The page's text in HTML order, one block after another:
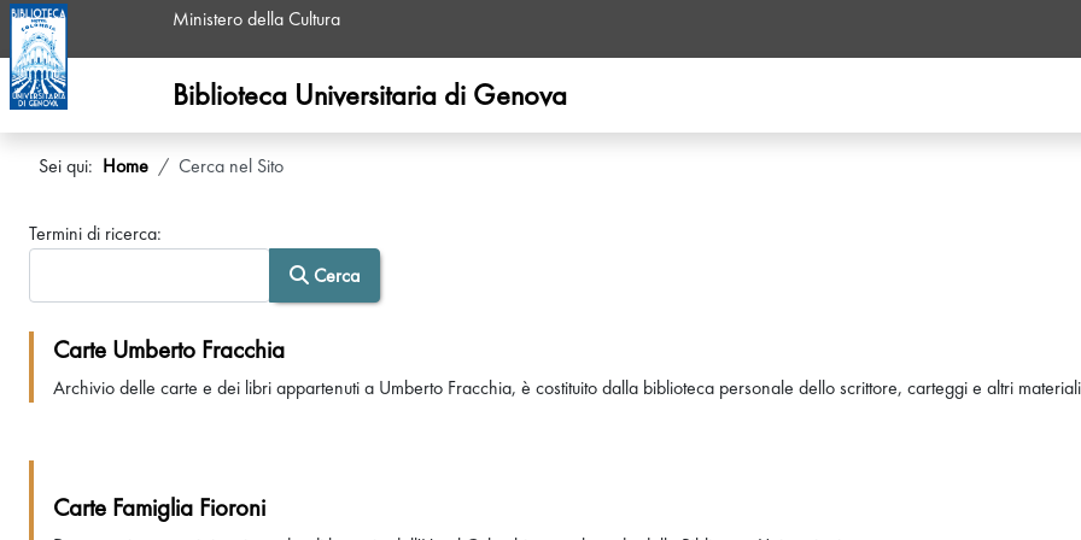
Ministero della Cultura
Biblioteca Universitaria di Genova
Sei qui: Home Cerca nel Sito
Modulo di ricerca
Termini di ricerca:
Cerca
Carte Umberto Fracchia
Archivio delle carte e dei libri appartenuti a Umberto Fracchia, è costituito dalla biblioteca personale dello scrittore, carteggi e altri
Carte Famiglia Fioroni